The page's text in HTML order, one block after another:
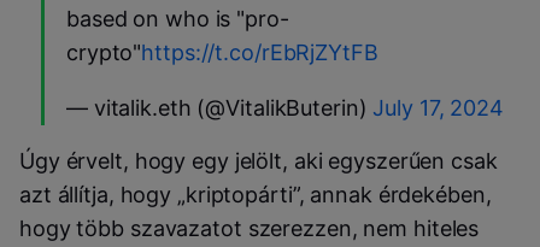
based on who is "pro-
crypto"https://t.co/rEbRjZYtFB
— vitalik.eth (@VitalikButerin) July 17, 2024
Úgy érvelt, hogy egy jelölt, aki egyszerűen csak
azt állítja, hogy „kriptopárti”, annak érdekében,
hogy több szavazatot szerezzen, nem hiteles